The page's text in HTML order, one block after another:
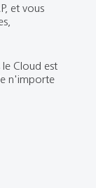
et vous
Cloud est
n'importe